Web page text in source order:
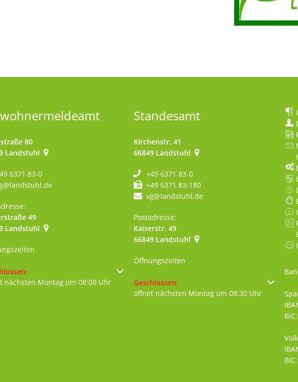
80
Landstuhl
6371 83-0
49
Landstuhl
um weitere Öffnungs- oder Schließzeiten auszublenden
nächsten Montag um 08:00 Uhr
Standesamt
Kirchenstr. 41
66849 Landstuhl
+49 6371 83-0
+49 6371 83-180
vg@landstuhl.de
Postadresse:
Kaiserstr. 49
66849 Landstuhl
Öffnungszeiten
Klicken, um weitere Öffnungs- oder
Geschlossen:
öffnet nächsten Montag um 08:30 Uhr